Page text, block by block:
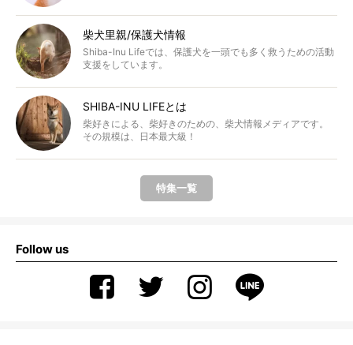
柴犬里親/保護犬情報
Shiba-Inu Lifeでは、保護犬を一頭でも多く救うための活動
支援をしています。
SHIBA-INU LIFEとは
柴好きによる、柴好きのための、柴犬情報メディアです。
その規模は、日本最大級！
特集一覧
Follow us